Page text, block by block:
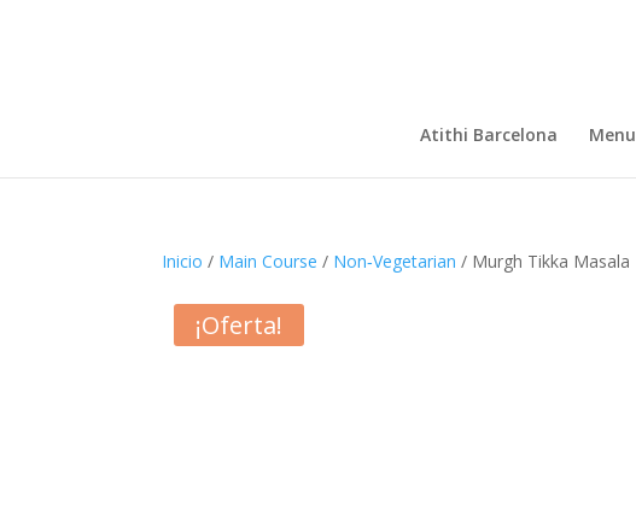
Atithi Barcelona Menu
Inicio / Main Course / Non‑Vegetarian / Murgh Tikka Masala
¡Oferta!